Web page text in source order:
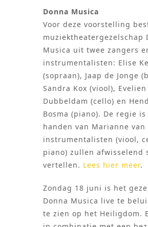
Donna Musica
Voor deze voorstelling
muziektheatergezelschap
Musica uit twee zangers
instrumentalisten: Elise
(sopraan), Jaap de Jonge
Sandra Kox (viool), Evelien
Dubbeldam (cello) en
Bosma (piano). De regie is
handen van Marianne van
instrumentalisten (viool,
piano) zullen afwisselend
vertellen. Lees hier meer.
Zondag 18 juni is het
Donna Musica live te
te zien op het Heiligdom.